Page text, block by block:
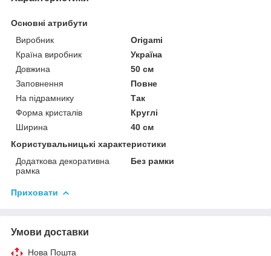
Основні атрибути
Виробник
Origami
Країна виробник
Україна
Довжина
50 см
Заповнення
Повне
На підрамнику
Так
Форма кристалів
Круглі
Ширина
40 см
Користувальницькі характеристики
Додаткова декоративна
рамка
Без рамки
Приховати
Умови доставки
Нова Пошта